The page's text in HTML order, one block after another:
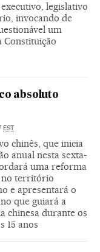
legislativo
invocando de
um
Constituição
absoluto
EST
chinês, que inicia
anual nesta sexta-
uma reforma
território
e apresentará o
que guiará a
chinesa durante os
15 anos